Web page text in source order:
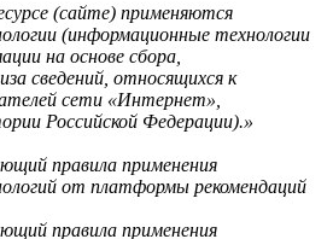
(сайте) применяются
(информационные технологии
на основе сбора,
сведений, относящихся к
сети «Интернет»,
Российской Федерации).»
правила применения
от платформы рекомендаций
правила применения